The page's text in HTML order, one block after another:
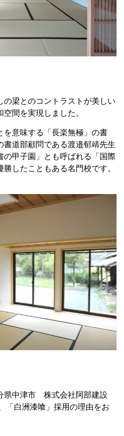
の梁とのコントラストが美しい
間を実現しました。
を意味する「長楽無極」の書
書道部顧問である渡邉郁靖先生
の甲子園」とも呼ばれる「国際
したこともある名門校です。
県中津市 株式会社阿部建設
白洲漆喰」採用の理由をお